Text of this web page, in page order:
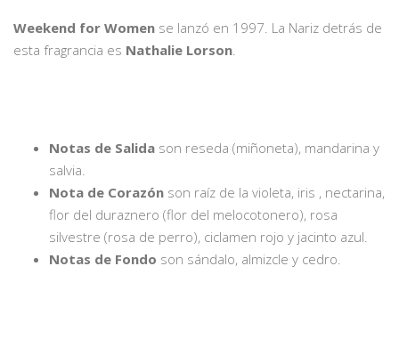
Weekend for Women se lanzó en 1997. La Nariz detrás de
esta fragrancia es Nathalie Lorson.
Notas de Salida son reseda (miñoneta), mandarina y
salvia.
Nota de Corazón son raíz de la violeta, iris , nectarina,
flor del duraznero (flor del melocotonero), rosa
silvestre (rosa de perro), ciclamen rojo y jacinto azul.
Notas de Fondo son sándalo, almizcle y cedro.